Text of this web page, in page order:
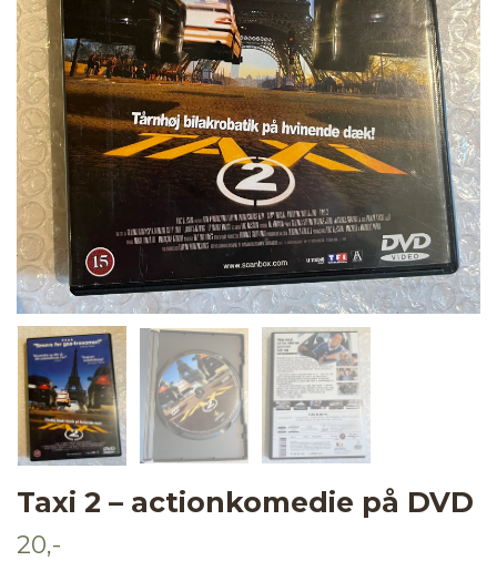
Taxi 2 – actionkomedie på DVD
20,-